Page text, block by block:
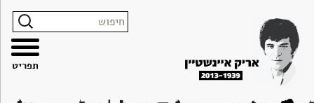
האתר
הצהרת
נגישות
לתוכן
קשר
תפריט